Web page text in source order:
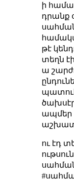
ի
դրանք
թէ
տեղն
ա
ապմեր
ու էդ